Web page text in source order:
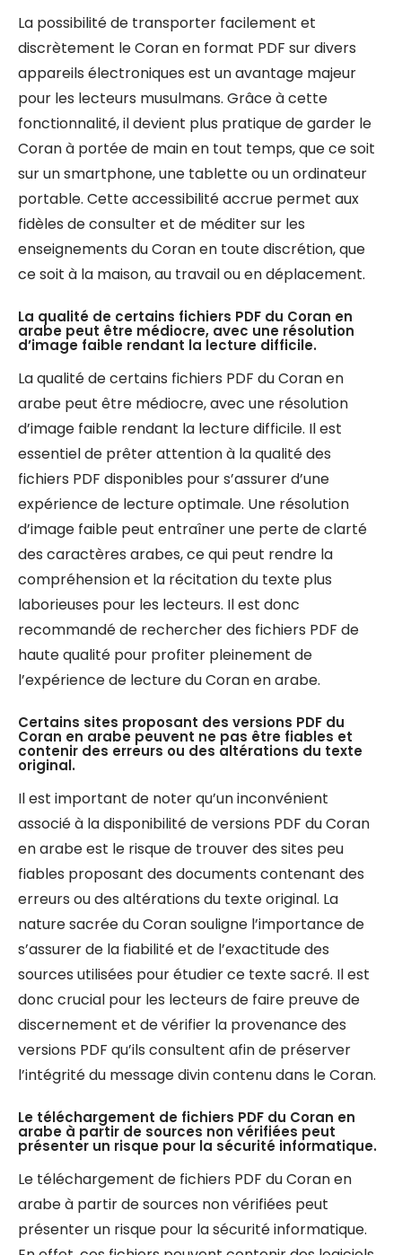
La possibilité de transporter facilement et
discrètement le Coran en format PDF sur divers
appareils électroniques est un avantage majeur
pour les lecteurs musulmans. Grâce à cette
fonctionnalité, il devient plus pratique de garder le
Coran à portée de main en tout temps, que ce soit
sur un smartphone, une tablette ou un ordinateur
portable. Cette accessibilité accrue permet aux
fidèles de consulter et de méditer sur les
enseignements du Coran en toute discrétion, que
ce soit à la maison, au travail ou en déplacement.
La qualité de certains fichiers PDF du Coran en
arabe peut être médiocre, avec une résolution
d’image faible rendant la lecture difficile.
La qualité de certains fichiers PDF du Coran en
arabe peut être médiocre, avec une résolution
d’image faible rendant la lecture difficile. Il est
essentiel de prêter attention à la qualité des
fichiers PDF disponibles pour s’assurer d’une
expérience de lecture optimale. Une résolution
d’image faible peut entraîner une perte de clarté
des caractères arabes, ce qui peut rendre la
compréhension et la récitation du texte plus
laborieuses pour les lecteurs. Il est donc
recommandé de rechercher des fichiers PDF de
haute qualité pour profiter pleinement de
l’expérience de lecture du Coran en arabe.
Certains sites proposant des versions PDF du
Coran en arabe peuvent ne pas être fiables et
contenir des erreurs ou des altérations du texte
original.
Il est important de noter qu’un inconvénient
associé à la disponibilité de versions PDF du Coran
en arabe est le risque de trouver des sites peu
fiables proposant des documents contenant des
erreurs ou des altérations du texte original. La
nature sacrée du Coran souligne l’importance de
s’assurer de la fiabilité et de l’exactitude des
sources utilisées pour étudier ce texte sacré. Il est
donc crucial pour les lecteurs de faire preuve de
discernement et de vérifier la provenance des
versions PDF qu’ils consultent afin de préserver
l’intégrité du message divin contenu dans le Coran.
Le téléchargement de fichiers PDF du Coran en
arabe à partir de sources non vérifiées peut
présenter un risque pour la sécurité informatique.
Le téléchargement de fichiers PDF du Coran en
arabe à partir de sources non vérifiées peut
présenter un risque pour la sécurité informatique.